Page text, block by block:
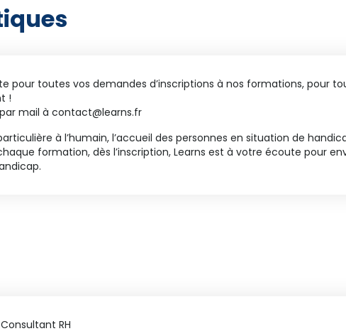
pour toutes vos demandes d’inscriptions à nos formations, pour
!
mail à contact@learns.fr
à l’humain, l’accueil des personnes en situation de
formation, dès l’inscription, Learns est à votre écoute pour
RH